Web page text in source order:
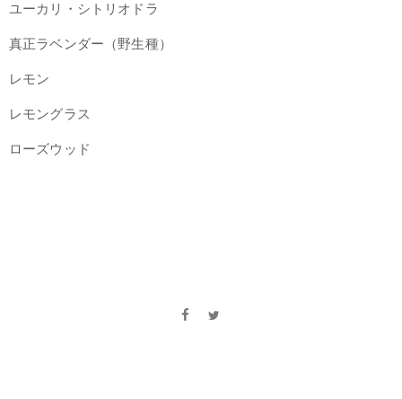
ユーカリ・シトリオドラ
真正ラベンダー（野生種）
レモン
レモングラス
ローズウッド